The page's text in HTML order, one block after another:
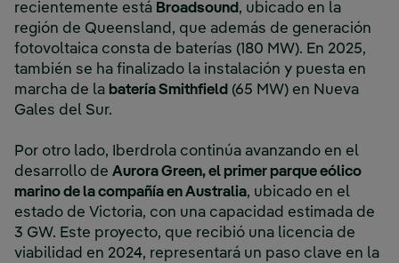
recientemente está Broadsound , ubicado en la
región de Queensland, que además de generación
fotovoltaica consta de baterías (180 MW). En 2025,
también se ha finalizado la instalación y puesta en
marcha de la batería Smithfield (65 MW) en Nueva
Gales del Sur.
Por otro lado, Iberdrola continúa avanzando en el
desarrollo de Aurora Green, el primer parque eólico
marino de la compañía en Australia, ubicado en el
estado de Victoria, con una capacidad estimada de
3 GW. Este proyecto, que recibió una licencia de
viabilidad en 2024, representará un paso clave en la